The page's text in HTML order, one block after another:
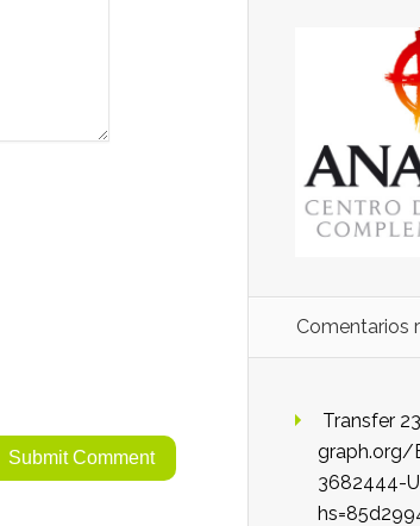
Comentarios
Transfer
graph.org/
3682444-